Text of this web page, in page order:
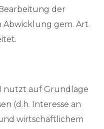
der
gem. Art.
nutzt auf Grundlage
(d.h. Interesse an
wirtschaftlichem